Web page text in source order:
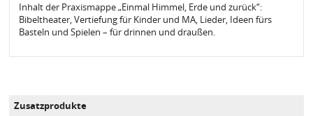
Inhalt der Praxismappe „Einmal Himmel, Erde und zurück“:
Bibeltheater, Vertiefung für Kinder und MA, Lieder, Ideen fürs
Basteln und Spielen – für drinnen und draußen.
Zusatzprodukte